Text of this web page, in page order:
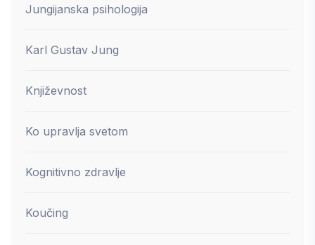
Jungijanska psihologija
Karl Gustav Jung
Književnost
Ko upravlja svetom
Kognitivno zdravlje
Koučing